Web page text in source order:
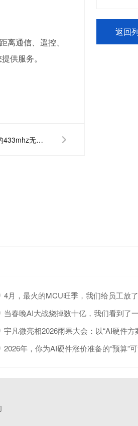
通信、遥控、
供服务。
低成本、低功耗、小体积的433mhz无线模块，宇凡微433m合封芯片
返回
4月，最火的MCU旺季，我们给员工放
2026年，你为AI硬件涨价准备的“预算”